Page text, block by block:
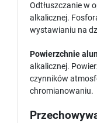
Odtłuszczanie w
alkalicznej.
wystawianiu na
Powierzchnie
alkalicznej.
czynników
chromianowaniu.